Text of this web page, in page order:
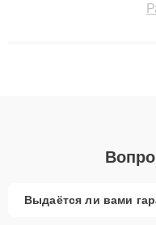
сохранением гарантии
Выдаётся ли вами